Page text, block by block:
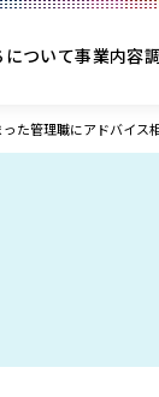
について事業内容
た管理職にアドバイス